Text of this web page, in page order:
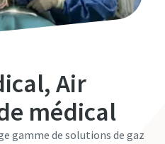
Air
médical
gamme de solutions de gaz